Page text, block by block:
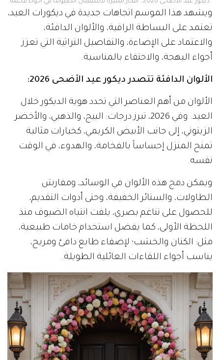
ويشهد هذا الموسم اتجاهات جديدة في ديكورات العيد،
تعتمد على البساطة الراقية، والألوان الدافئة،
والاعتماد على الإضاءة، والتفاصيل التراثية التي تعزز
أجواء البهجة، والاحتفاء بالمناسبة.
الألوان الدافئة تتصدر ديكور عيد الأضحى 2026:
الألوان من أهم العناصر التي تحدد هوية الديكور خلال
العيد. وفي 2026، تبرز درجات: البيج، والذهبي، والأخضر
الزيتوني، إلى جانب الأبيض الكريمي، كخيارات مثالية
تمنح المنزل إحساساً بالفخامة، والهدوء، في الوقت
نفسه.
ويمكن دمج هذه الألوان في الوسائد، ومفارش
الطاولات، والستائر الخفيفة، وحتى أدوات التقديم،
للحصول على تناغم بصري، يلفت انتباه الضيوف منذ
اللحظة الأولى، كما يفضل استخدام خامات طبيعية،
مثل: الكتان والخشب؛ لإضفاء طابع دافئ ومريح،
يناسب أجواء اللقاءات العائلية الطويلة.